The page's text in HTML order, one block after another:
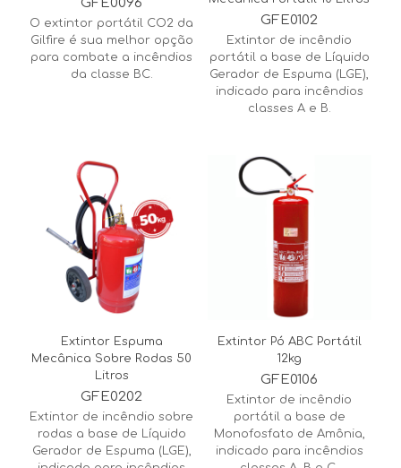
GFE0096
O extintor portátil CO2 da
Gilfire é sua melhor opção
para combate a incêndios
da classe BC.
GFE0102
Extintor de incêndio
portátil a base de Líquido
Gerador de Espuma (LGE),
indicado para incêndios
classes A e B.
Extintor Espuma
Mecânica Sobre Rodas 50
Litros
GFE0202
Extintor de incêndio sobre
rodas a base de Líquido
Gerador de Espuma (LGE),
Extintor Pó ABC Portátil
12kg
GFE0106
Extintor de incêndio
portátil a base de
Monofosfato de Amônia,
indicado para incêndios